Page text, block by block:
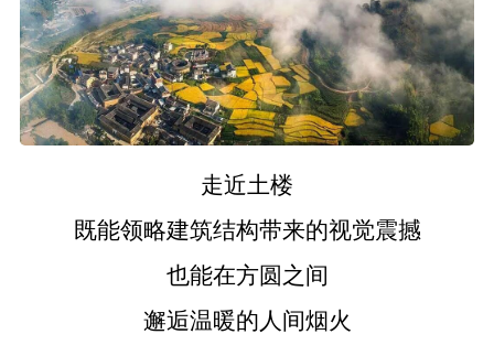
走近土楼
既能领略建筑结构带来的视觉震撼
也能在方圆之间
邂逅温暖的人间烟火